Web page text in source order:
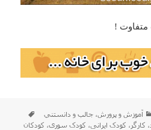
متفاوت !
دسته‌ها
آموزش و پرورش،جالب و دانستني
، کارگر ، کودک ایرانی، کودک سوری، کودکان